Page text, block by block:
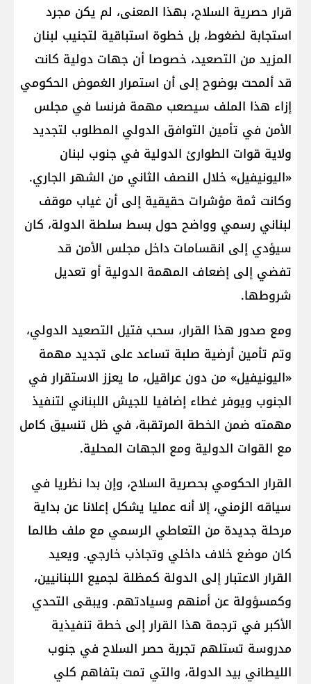
قرار حصرية السلاح، بهذا المعنى، لم يكن مجرد
استجابة لضغوط، بل خطوة استباقية لتجنيب لبنان
المزيد من التصعيد، خصوصا أن جهات دولية كانت
قد ألمحت بوضوح إلى أن استمرار الغموض الحكومي
إزاء هذا الملف سيصعب مهمة فرنسا في مجلس
الأمن في تأمين التوافق الدولي المطلوب لتجديد
ولاية قوات الطوارئ الدولية في جنوب لبنان
«اليونيفيل» خلال النصف الثاني من الشهر الجاري.
وكانت ثمة مؤشرات حقيقية إلى أن غياب موقف
لبناني رسمي وواضح حول بسط سلطة الدولة، كان
سيؤدي إلى انقسامات داخل مجلس الأمن قد
تفضي إلى إضعاف المهمة الدولية أو تعديل
شروطها.
ومع صدور هذا القرار، سحب فتيل التصعيد الدولي،
وتم تأمين أرضية صلبة تساعد على تجديد مهمة
«اليونيفيل» من دون عراقيل، ما يعزز الاستقرار في
الجنوب ويوفر غطاء إضافيا للجيش اللبناني لتنفيذ
مهمته ضمن الخطة المرتقبة، في ظل تنسيق كامل
مع القوات الدولية ومع الجهات المحلية.
القرار الحكومي بحصرية السلاح، وإن بدا نظريا في
سياقه الزمني، إلا أنه عمليا يشكل إعلانا عن بداية
مرحلة جديدة من التعاطي الرسمي مع ملف طالما
كان موضع خلاف داخلي وتجاذب خارجي. ويعيد
القرار الاعتبار إلى الدولة كمظلة لجميع اللبنانيين،
وكمسؤولة عن أمنهم وسيادتهم. ويبقى التحدي
الأكبر في ترجمة هذا القرار إلى خطة تنفيذية
مدروسة تستلهم تجربة حصر السلاح في جنوب
الليطاني بيد الدولة، والتي تمت بتفاهم كلي